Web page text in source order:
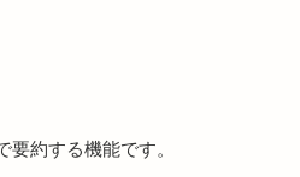
約する機能です。